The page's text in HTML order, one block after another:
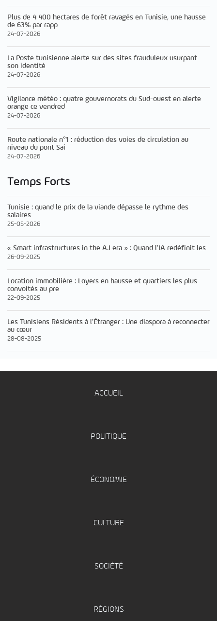
Plus de 4 400 hectares de forêt ravagés en Tunisie, une hausse
de 63% par rapp
24-07-2026
La Poste tunisienne alerte sur des sites frauduleux usurpant
son identité
24-07-2026
Vigilance météo : quatre gouvernorats du Sud-ouest en alerte
orange ce vendred
24-07-2026
Route nationale n°1 : réduction des voies de circulation au
niveau du pont Sai
24-07-2026
Temps Forts
Tunisie : quand le prix de la viande dépasse le rythme des
salaires
25-05-2026
« Smart infrastructures in the A.I era » : Quand l’IA redéfinit les
26-09-2025
Location immobilière : Loyers en hausse et quartiers les plus
convoités au pre
22-09-2025
Les Tunisiens Résidents à l’Étranger : Une diaspora à reconnecter
au cœur
28-08-2025
ACCUEIL
POLITIQUE
ÉCONOMIE
CULTURE
SOCIÉTÉ
RÉGIONS